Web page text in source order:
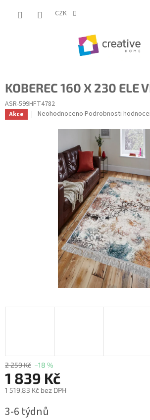
CZK
KOBEREC 160 X 230 ELE
ASR-599HFT4782
Akce
Průměrné
produktu
hvězdiček.
Neohodnoceno Podrobnosti
2 259 Kč –18 %
1 839 Kč
1 519,83 Kč bez DPH
cena:
3-6 týdnů